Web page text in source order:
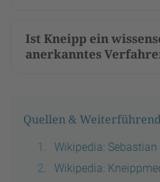
Ist Kneipp ein
anerkanntes
Quellen &
Wikipedia: Sebastian
Wikipedia: